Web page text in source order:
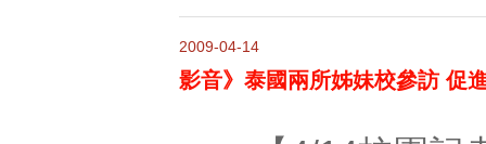
2009-04-14
影音》泰國兩所姊妹校參訪 促